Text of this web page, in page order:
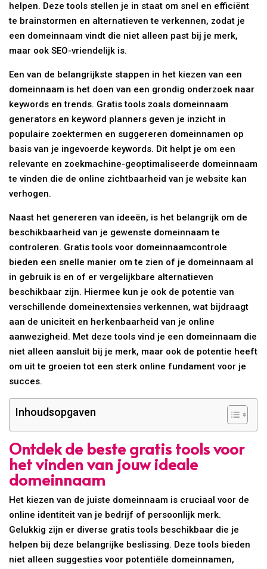
helpen. Deze tools stellen je in staat om snel en efficiënt
te brainstormen en alternatieven te verkennen, zodat je
een domeinnaam vindt die niet alleen past bij je merk,
maar ook SEO-vriendelijk is.
Een van de belangrijkste stappen in het kiezen van een
domeinnaam is het doen van een grondig onderzoek naar
keywords en trends. Gratis tools zoals domeinnaam
generators en keyword planners geven je inzicht in
populaire zoektermen en suggereren domeinnamen op
basis van je ingevoerde keywords. Dit helpt je om een
relevante en zoekmachine-geoptimaliseerde domeinnaam
te vinden die de online zichtbaarheid van je website kan
verhogen.
Naast het genereren van ideeën, is het belangrijk om de
beschikbaarheid van je gewenste domeinnaam te
controleren. Gratis tools voor domeinnaamcontrole
bieden een snelle manier om te zien of je domeinnaam al
in gebruik is en of er vergelijkbare alternatieven
beschikbaar zijn. Hiermee kun je ook de potentie van
verschillende domeinextensies verkennen, wat bijdraagt
aan de uniciteit en herkenbaarheid van je online
aanwezigheid. Met deze tools vind je een domeinnaam die
niet alleen aansluit bij je merk, maar ook de potentie heeft
om uit te groeien tot een sterk online fundament voor je
succes.
Inhoudsopgaven
Ontdek de beste gratis tools voor
het vinden van jouw ideale
domeinnaam
Het kiezen van de juiste domeinnaam is cruciaal voor de
online identiteit van je bedrijf of persoonlijk merk.
Gelukkig zijn er diverse gratis tools beschikbaar die je
helpen bij deze belangrijke beslissing. Deze tools bieden
niet alleen suggesties voor potentiële domeinnamen,